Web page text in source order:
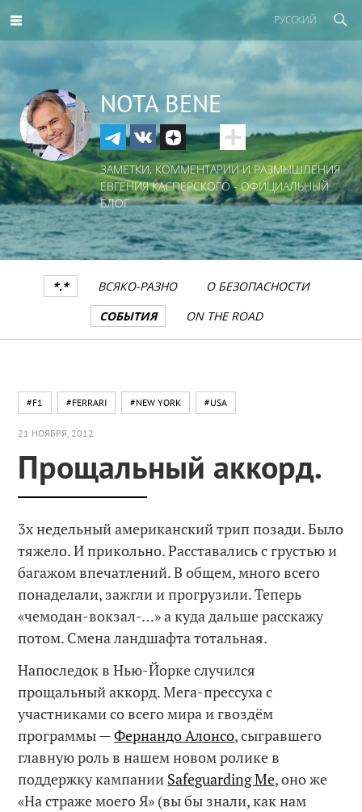
РУССКИЙ
NOTA BENE
ЗАМЕТКИ, КОММЕНТАРИИ И РАЗМЫШЛЕНИЯ
ЕВГЕНИЯ КАСПЕРСКОГО - ОФИЦИАЛЬНЫЙ
БЛОГ
*.* ВСЯКО-РАЗНО
О БЕЗОПАСНОСТИ
СОБЫТИЯ
ON THE ROAD
#F1 #FERRARI #NEW YORK #USA
21 НОЯБРЯ, 2012
Прощальный аккорд.
3х недельный американский трип позади. Было
тяжело. И прикольно. Расставались с грустью и
багажом впечатлений. В общем, много всего
понаделали, зажгли и прогрузили. Теперь
«чемодан-вокзал-…» а куда дальше расскажу
потом. Смена ландшафта тотальная.
Напоследок в Нью-Йорке случился
прощальный аккорд. Мега-прессуха с
участниками со всего мира и гвоздём
программы —Фернандо Алонсо, сыгравшего
главную роль в нашем новом ролике в
поддержку кампании Safeguarding Me, оно же
«На страже моего Я» (вы бы знали, как нам